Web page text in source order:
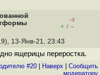
–2
+ / –
13-Янв-21, 23:43
ящерицы переростка.
#20 Наверх
Cообщить
модератору